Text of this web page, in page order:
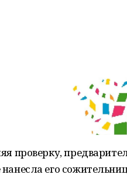
проверку,
его